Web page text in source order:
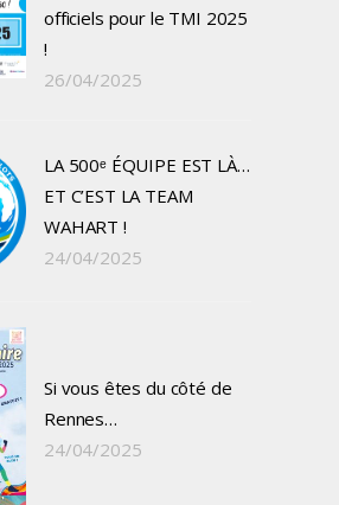
officiels pour le TMI 2025
!
26/04/2025
LA 500ᵉ ÉQUIPE EST LÀ…
ET C’EST LA TEAM
WAHART !
24/04/2025
Si vous êtes du côté de
Rennes…
24/04/2025